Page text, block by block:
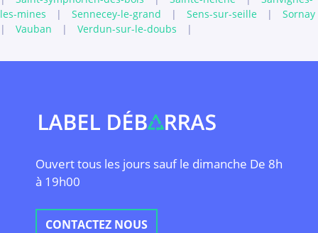
les-mines
| Sennecey-le-grand | Sens-sur-seille |
Sornay
|
Vauban | Verdun-sur-le-doubs |
Ouvert tous les jours sauf le dimanche De 8h
à 19h00
CONTACTEZ NOUS